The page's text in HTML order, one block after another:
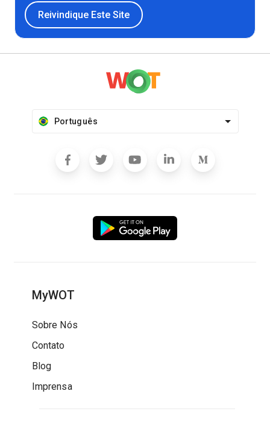
Reivindique Este Site
Português
MyWOT
Sobre Nós
Contato
Blog
Imprensa